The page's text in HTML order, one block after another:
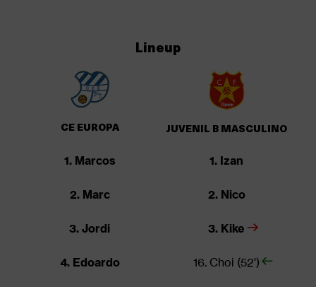
Lineup
CE EUROPA
1. Marcos
2. Marc
3. Jordi
4. Edoardo
JUVENIL B MASCULINO
1. Izan
2. Nico
3. Kike
16. Choi (52')